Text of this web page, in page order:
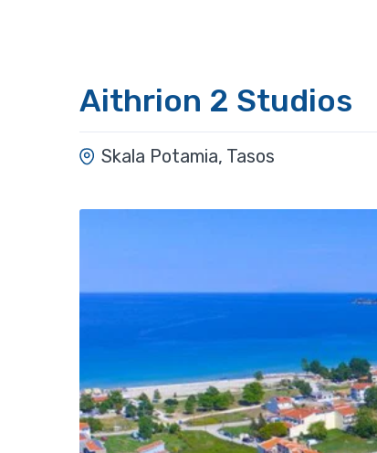
Aithrion 2 Studios
Skala Potamia, Tasos